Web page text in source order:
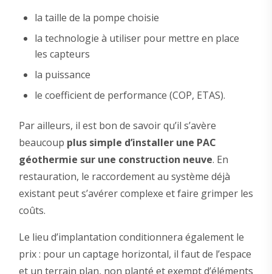
la taille de la pompe choisie
la technologie à utiliser pour mettre en place
les capteurs
la puissance
le coefficient de performance (COP, ETAS).
Par ailleurs, il est bon de savoir qu’il s’avère
beaucoup plus simple d’installer une PAC
géothermie sur une construction neuve. En
restauration, le raccordement au système déjà
existant peut s’avérer complexe et faire grimper les
coûts.
Le lieu d’implantation conditionnera également le
prix : pour un captage horizontal, il faut de l’espace
et un terrain plan, non planté et exempt d’éléments